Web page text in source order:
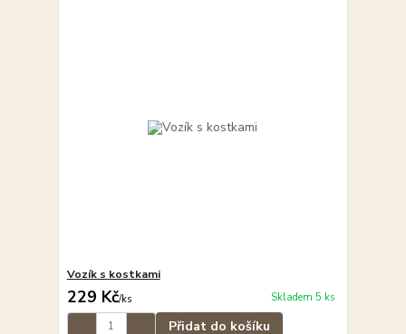
Vozík s kostkami
229 Kč/ks Skladem 5 ks
Přidat do košíku